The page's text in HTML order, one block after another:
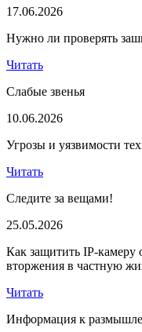
17.06.2026
Нужно ли проверять
Читать
Слабые звенья
10.06.2026
Угрозы и уязвимости
Читать
Следите за вещами!
25.05.2026
Как защитить IP-
вторжения в частную
Читать
Информация к